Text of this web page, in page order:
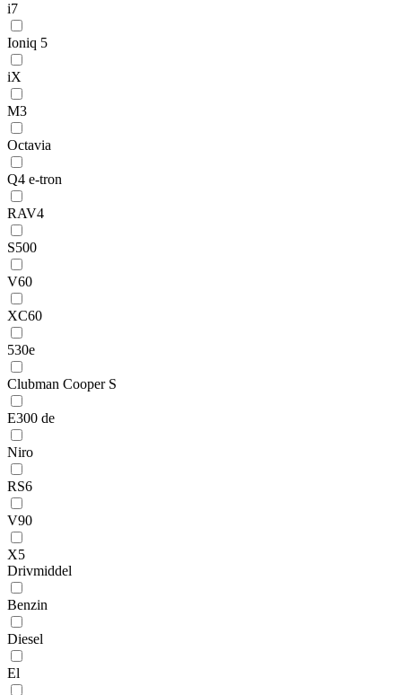
i7
Ioniq 5
iX
M3
Octavia
Q4 e-tron
RAV4
S500
V60
XC60
530e
Clubman Cooper S
E300 de
Niro
RS6
V90
X5
Drivmiddel
Benzin
Diesel
El